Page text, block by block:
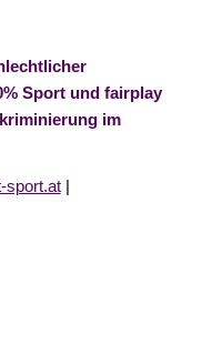
Sport und fairplay
im
sport.at|